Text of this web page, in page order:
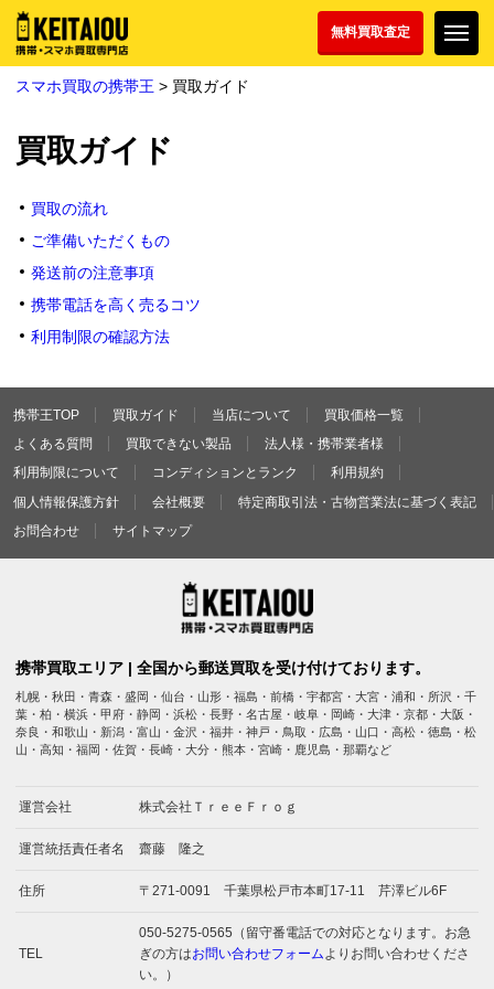
無料買取査定
スマホ買取の携帯王 > 買取ガイド
買取ガイド
買取の流れ
ご準備いただくもの
発送前の注意事項
携帯電話を高く売るコツ
利用制限の確認方法
携帯王TOP 買取ガイド 当店について
買取価格一覧
よくある質問
買取できない製品
法人様・携帯業者様
利用制限について
コンディションとランク
利用規約
個人情報保護方針
会社概要
特定商取引法・古物営業法に基づく表記
お問合わせ
サイトマップ
携帯買取エリア | 全国から郵送買取を受け付けております。
札幌・秋田・青森・盛岡・仙台・山形・福島・前橋・宇都宮・大宮・浦和・所沢・千
葉・柏・横浜・甲府・静岡・浜松・長野・名古屋・岐阜・岡崎・大津・京都・大阪・
奈良・和歌山・新潟・富山・金沢・福井・神戸・鳥取・広島・山口・高松・徳島・松
山・高知・福岡・佐賀・長崎・大分・熊本・宮崎・鹿児島・那覇など
運営会社 株式会社ＴｒｅｅＦｒｏｇ
運営統括責任者名 齋藤 隆之
住所 〒271-0091 千葉県松戸市本町17-11 芹澤ビル6F
TEL
050-5275-0565（留守番電話での対応となります。お急
ぎの方はお問い合わせフォーム よりお問い合わせくださ
い。）